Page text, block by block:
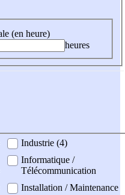
(en heure)
heures
Industrie (4)
Informatique /
Télécommunication
Installation / Maintenance